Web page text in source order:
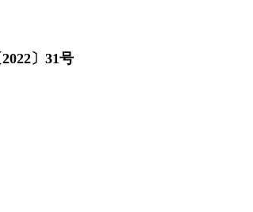
〕31号